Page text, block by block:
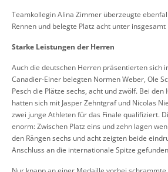
Teamkollegin Alina Zimmer überzeugte
Rennen und belegte Platz acht unter
Starke Leistungen der Herren
Auch die deutschen Herren präsentierten sich
Canadier-Einer belegten Normen Weber, Ole
Pesch die Plätze sechs, acht und zwölf. Bei
hatten sich mit Jasper Zehntgraf und Nicolas
zwei junge Athleten für das Finale qualifiziert.
enorm: Zwischen Platz eins und zehn lagen
den Rängen sechs und acht zeigten beide
Anschluss an die internationale Spitze